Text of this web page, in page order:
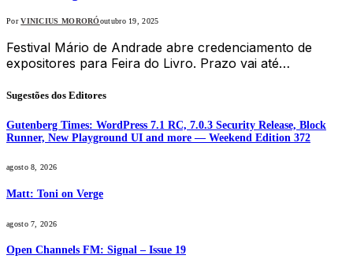
Por VINICIUS MORORÓoutubro 19, 2025
Festival Mário de Andrade abre credenciamento de
expositores para Feira do Livro. Prazo vai até…
Sugestões dos Editores
Gutenberg Times: WordPress 7.1 RC, 7.0.3 Security Release, Block
Runner, New Playground UI and more — Weekend Edition 372
agosto 8, 2026
Matt: Toni on Verge
agosto 7, 2026
Open Channels FM: Signal – Issue 19